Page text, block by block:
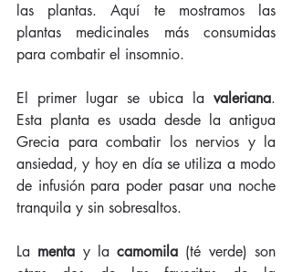
las plantas. Aquí te mostramos las
plantas medicinales más consumidas
para combatir el insomnio.
El primer lugar se ubica la valeriana.
Esta planta es usada desde la antigua
Grecia para combatir los nervios y la
ansiedad, y hoy en día se utiliza a modo
de infusión para poder pasar una noche
tranquila y sin sobresaltos.
La menta y la camomila (té verde) son